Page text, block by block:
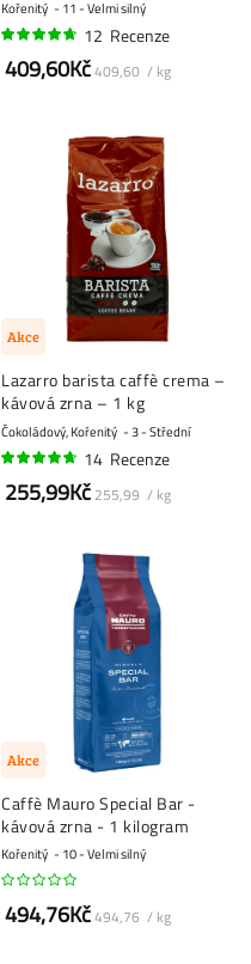
Kořenitý 11 - Velmi silný
91%
12 Recenze
409,60Kč409,60 / kg
Akce
Lazarro barista caffè crema –
kávová zrna – 1 kg
Čokoládový, Kořenitý 3 - Střední
14 Recenze
255,99Kč 255,99 / kg
Akce
Caffè Mauro Special Bar -
kávová zrna - 1 kilogram
Kořenitý 10 - Velmi silný
494,76Kč494,76 / kg